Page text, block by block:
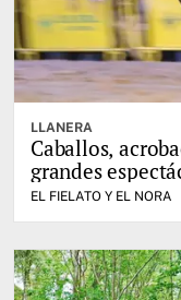
LLANERA
Caballos,
grandes
EL FIELATO Y EL NORA